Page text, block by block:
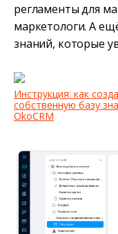
регламенты для
маркетологи. А
знаний, которые
Инструкция: как
собственную базу
OkoCRM